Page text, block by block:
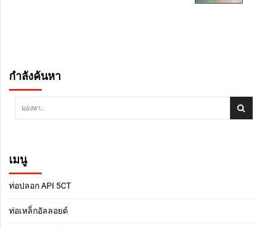
กำลังค้นหา
เมนู
ท่อปลอก API 5CT
ท่อเหล็กอัลลอยด์